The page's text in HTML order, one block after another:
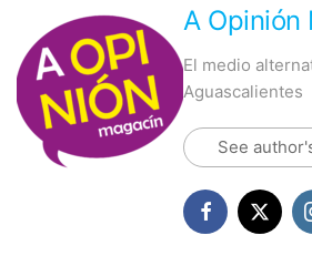
A Opinión
El medio
Aguascalientes
See